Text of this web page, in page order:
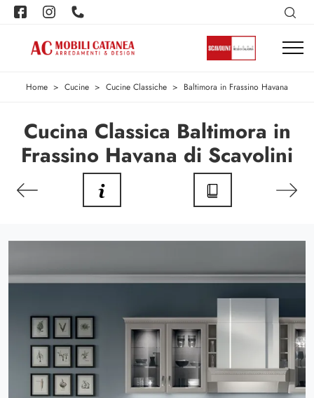
Home > Cucine > Cucine Classiche > Baltimora in Frassino Havana
Cucina Classica Baltimora in
Frassino Havana di Scavolini